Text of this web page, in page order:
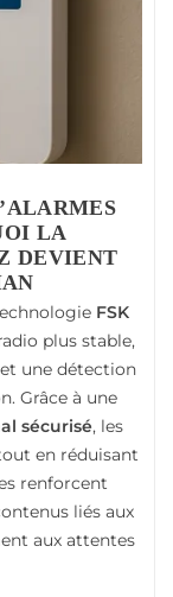
LA
DEVIENT
FSK
plus stable,
une détection
Grâce à une
sécurisé, les
en réduisant
renforcent
liés aux
aux attentes